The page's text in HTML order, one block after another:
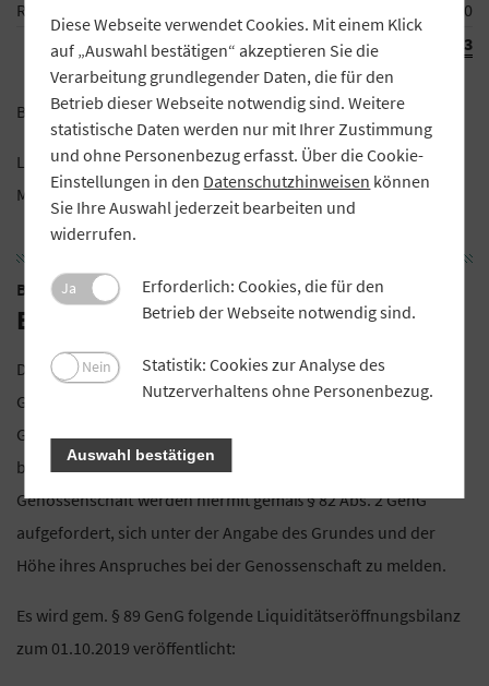
Rückstellungen
2.500,00
8.336,93
Brennereigenossenschaft Schönsee und Umgebung eG i.L.
Liquidatoren:
Matthias Lohrer, Günther Bock
Brennereigenossenschaft Moosbach eG i.L.
Bekanntmachung
Die Genossenschaft, eingetragen in das
Genossenschaftsregister des Amtsgerichts Weiden i. d. Opf.,
GnR 64 hat in der Generalversammlung vom 18.02.2019
beschlossen, sich aufzulösen. Die Gläubiger der
Genossenschaft werden hiermit gemäß § 82 Abs. 2 GenG
aufgefordert, sich unter der Angabe des Grundes und der
Höhe ihres Anspruches bei der Genossenschaft zu melden.
Es wird gem. § 89 GenG folgende Liquiditätseröffnungsbilanz
zum 01.10.2019 veröffentlicht:
Diese Webseite verwendet Cookies. Mit einem Klick
auf „Auswahl bestätigen“ akzeptieren Sie die
Verarbeitung grundlegender Daten, die für den
Betrieb dieser Webseite notwendig sind. Weitere
statistische Daten werden nur mit Ihrer Zustimmung
und ohne Personenbezug erfasst. Über die Cookie-
Einstellungen in den Datenschutzhinweisen können
Sie Ihre Auswahl jederzeit bearbeiten und
widerrufen.
Ja
Erforderlich: Cookies, die für den
Betrieb der Webseite notwendig sind.
Nein
Statistik: Cookies zur Analyse des
Nutzerverhaltens ohne Personenbezug.
Auswahl bestätigen